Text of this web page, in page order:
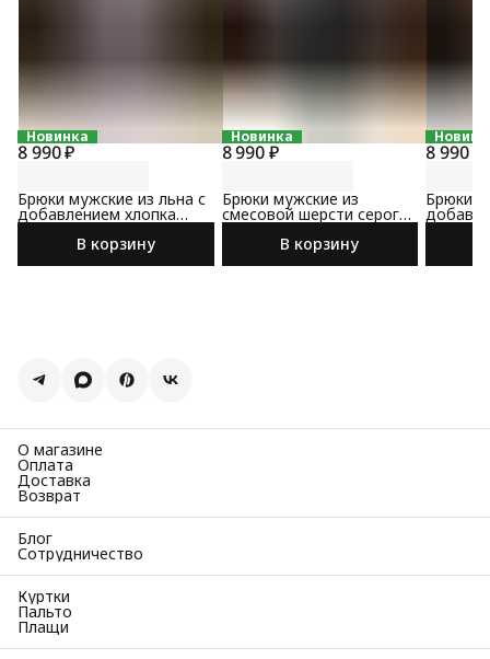
Новинка
8 990 ₽
Брюки мужские из льна с
добавлением хлопка
В корзину
Новинка
8 990 ₽
Брюки мужские из
смесовой шерсти серого
В корзину
8 990 ₽
Брюки
О магазине
Оплата
Доставка
Возврат
Блог
Сотрудничество
Куртки
Пальто
Плащи